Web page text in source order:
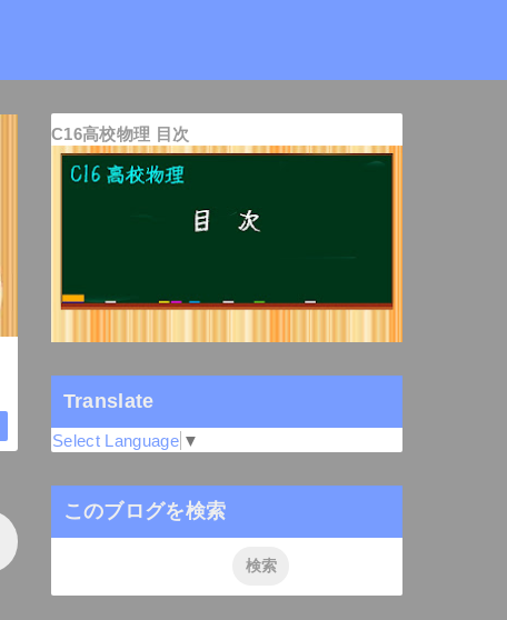
C16高校物理 目次
Translate
Select Language ▼
このブログを検索